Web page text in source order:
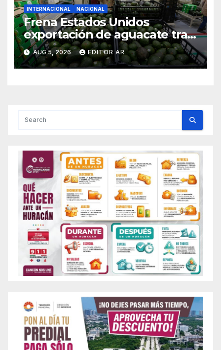
INTERNACIONAL NACIONAL
Frena Estados Unidos
exportación de aguacate tras
alerta de seguridad en
Michoacán
AUG 5, 2026 EDITOR AR